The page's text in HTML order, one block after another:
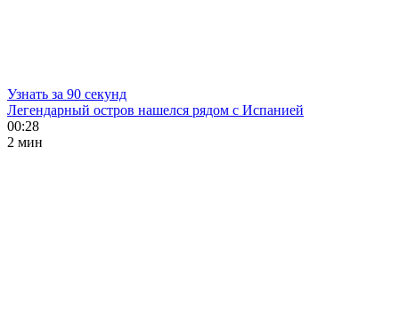
Узнать за 90 секунд
Легендарный остров нашелся рядом с Испанией
00:28
2 мин